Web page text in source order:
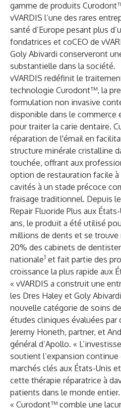
gamme de produits
vVARDIS l’une des rares
santé d’Europe pesant plus
fondatrices et coCEO de
Goly Abivardi conserveront
substantielle dans la société.
vVARDIS redéfinit le
technologie Curodont™, la
formulation non invasive
disponible dans le commerce
pour traiter la carie dentaire.
réparation de l'émail en
structure minérale cristalline
touchée, offrant aux
option de restauration facile
cavités à un stade précoce
fraisage traditionnel. Depuis
Repair Fluoride Plus aux
ans, le produit a été utilisé
millions de dents et se trouve
20% des cabinets de
nationale1 et fait partie des
croissance la plus rapide aux
« vVARDIS a construit une
les Dres Haley et Goly
nouvelle catégorie de soins
études cliniques évaluées par
Jeremy Honeth, partner, et
général d’Apollo. «
soutient l’expansion continue
marchés clés aux États-Unis
cette thérapie réparatrice à
patients dans le monde entier.
« Curodont™ comble une